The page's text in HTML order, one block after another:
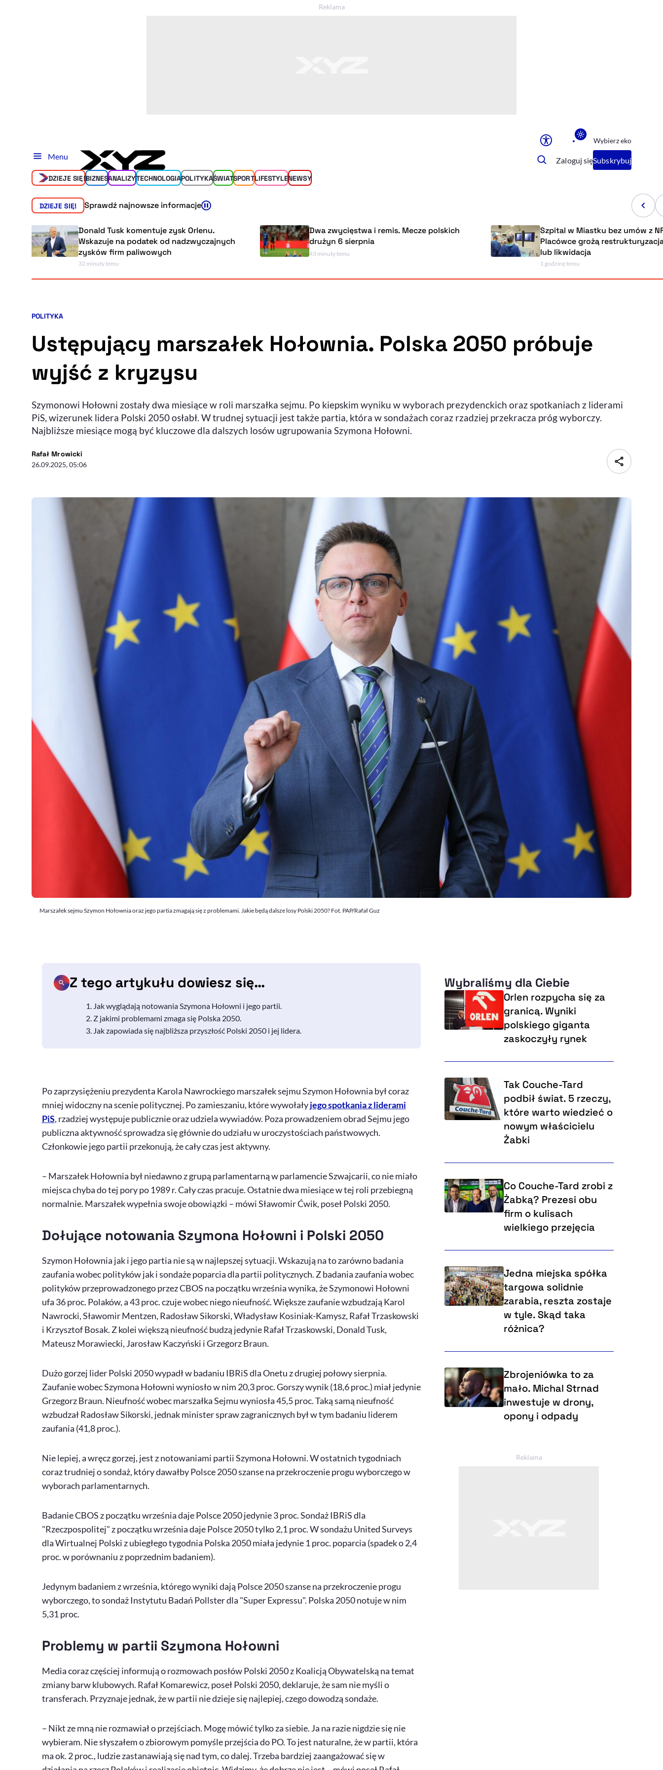
Deklaracja dostępności, otwiera się w nowym oknie
Zgłoś problem
, otwiera się w
Wybierz eko
Menu Zaloguj sięSubskrybuj
DZIEJE SIĘ!BIZNESANALIZYTECHNOLOGIAPOLITYKAŚWIATSPORTLIFESTYLENEWSY
DZIEJE SIĘ! Sprawdź najnowsze informacje
Donald Tusk komentuje zysk Orlenu.
Wskazuje na podatek od nadzwyczajnych
zysków firm paliwowych
32 minuty temu
Dwa zwycięstwa i remis. Mecze polskich
drużyn 6 sierpnia
43 minuty temu
Szpital w Miastku bez umów z NFZ.
Placówce grożą restrukturyzacja,
lub likwidacja
1 godzinę temu
Kategoria artykułu:
POLITYKA
Ustępujący marszałek Hołownia. Polska 2050 próbuje
wyjść z kryzysu
Szymonowi Hołowni zostały dwa miesiące w roli marszałka sejmu. Po kiepskim wyniku w wyborach prezydenckich oraz spotkaniach z liderami
PiS, wizerunek lidera Polski 2050 osłabł. W trudnej sytuacji jest także partia, która w sondażach coraz rzadziej przekracza próg wyborczy.
Najbliższe miesiące mogą być kluczowe dla dalszych losów ugrupowania Szymona Hołowni.
Rafał Mrowicki- autor artykułu - profil
26.09.2025, 05:06
Marszałek sejmu Szymon Hołownia oraz jego partia zmagają się z problemami. Jakie będą dalsze losy Polski 2050? Fot. PAP/Rafał Guz
Z tego artykułu dowiesz się…
Jak wyglądają notowania Szymona Hołowni i jego partii.
Z jakimi problemami zmaga się Polska 2050.
Jak zapowiada się najbliższa przyszłość Polski 2050 i jej lidera.
Po zaprzysiężeniu prezydenta Karola Nawrockiego marszałek sejmu Szymon Hołownia był coraz
mniej widoczny na scenie politycznej. Po zamieszaniu, które wywołałyjego spotkania z liderami
PiS, rzadziej występuje publicznie oraz udziela wywiadów. Poza prowadzeniem obrad Sejmu jego
publiczna aktywność sprowadza się głównie do udziału w uroczystościach państwowych.
Członkowie jego partii przekonują, że cały czas jest aktywny.
– Marszałek Hołownia był niedawno z grupą parlamentarną w parlamencie Szwajcarii, co nie miało
miejsca chyba do tej pory po 1989 r. Cały czas pracuje. Ostatnie dwa miesiące w tej roli przebiegną
normalnie. Marszałek wypełnia swoje obowiązki – mówi Sławomir Ćwik, poseł Polski 2050.
Dołujące notowania Szymona Hołowni i Polski 2050
Szymon Hołownia jak i jego partia nie są w najlepszej sytuacji. Wskazują na to zarówno badania
zaufania wobec polityków jak i sondaże poparcia dla partii politycznych. Z badania zaufania wobec
polityków przeprowadzonego przez CBOS na początku września wynika, że Szymonowi Hołowni
ufa 36 proc. Polaków, a 43 proc. czuje wobec niego nieufność. Większe zaufanie wzbudzają Karol
Nawrocki, Sławomir Mentzen, Radosław Sikorski, Władysław Kosiniak-Kamysz, Rafał Trzaskowski
i Krzysztof Bosak. Z kolei większą nieufność budzą jedynie Rafał Trzaskowski, Donald Tusk,
Mateusz Morawiecki, Jarosław Kaczyński i Grzegorz Braun.
Dużo gorzej lider Polski 2050 wypadł w badaniu IBRiS dla Onetu z drugiej połowy sierpnia.
Zaufanie wobec Szymona Hołowni wyniosło w nim 20,3 proc. Gorszy wynik (18,6 proc.) miał jedynie
Grzegorz Braun. Nieufność wobec marszałka Sejmu wyniosła 45,5 proc. Taką samą nieufność
wzbudzał Radosław Sikorski, jednak minister spraw zagranicznych był w tym badaniu liderem
zaufania (41,8 proc.).
Nie lepiej, a wręcz gorzej, jest z notowaniami partii Szymona Hołowni. W ostatnich tygodniach
coraz trudniej o sondaż, który dawałby Polsce 2050 szanse na przekroczenie progu wyborczego w
wyborach parlamentarnych.
Badanie CBOS z początku września daje Polsce 2050 jedynie 3 proc. Sondaż IBRiS dla
"Rzeczpospolitej" z początku września daje Polsce 2050 tylko 2,1 proc. W sondażu United Surveys
dla Wirtualnej Polski z ubiegłego tygodnia Polska 2050 miała jedynie 1 proc. poparcia (spadek o 2,4
proc. w porównaniu z poprzednim badaniem).
Jedynym badaniem z września, którego wyniki dają Polsce 2050 szanse na przekroczenie progu
wyborczego, to sondaż Instytutu Badań Pollster dla "Super Expressu". Polska 2050 notuje w nim
5,31 proc.
Problemy w partii Szymona Hołowni
Media coraz częściej informują o rozmowach posłów Polski 2050 z Koalicją Obywatelską na temat
zmiany barw klubowych. Rafał Komarewicz, poseł Polski 2050, deklaruje, że sam nie myśli o
transferach. Przyznaje jednak, że w partii nie dzieje się najlepiej, czego dowodzą sondaże.
– Nikt ze mną nie rozmawiał o przejściach. Mogę mówić tylko za siebie. Ja na razie nigdzie się nie
wybieram. Nie słyszałem o zbiorowym pomyśle przejścia do PO. To jest naturalne, że w partii, która
ma ok. 2 proc., ludzie zastanawiają się nad tym, co dalej. Trzeba bardziej zaangażować się w
Wybraliśmy dla Ciebie
Orlen rozpycha się za
granicą. Wyniki
polskiego giganta
zaskoczyły rynek
Tak Couche-Tard
podbił świat. 5 rzeczy,
które warto wiedzieć o
nowym właścicielu
Żabki
Co Couche-Tard zrobi z
Żabką? Prezesi obu
firm o kulisach
wielkiego przejęcia
Jedna miejska spółka
targowa solidnie
zarabia, reszta zostaje
w tyle. Skąd taka
różnica?
Zbrojeniówka to za
mało. Michal Strnad
inwestuje w drony,
opony i odpady